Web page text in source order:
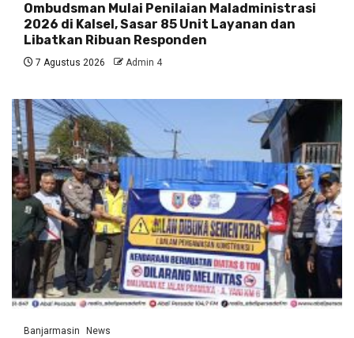
Ombudsman Mulai Penilaian Maladministrasi
2026 di Kalsel, Sasar 85 Unit Layanan dan
Libatkan Ribuan Responden
7 Agustus 2026 Admin 4
Banjarmasin News